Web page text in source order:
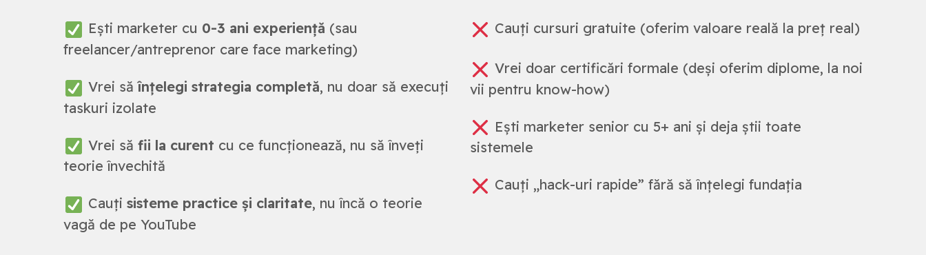
Ești marketer cu 0-3 ani experiență (sau
freelancer/antreprenor care face marketing)
Vrei săînțelegi strategia completă, nu doar să execuți
taskuri izolate
Vrei să fii la curent cu ce funcționează, nu să înveți
teorie învechită
Cauți sisteme practice și claritate, nu încă o teorie
vagă de pe YouTube
Cauți cursuri gratuite (oferim valoare reală la preț real)
Vrei doar certificări formale (deși oferim diplome, la noi
vii pentru know-how)
Ești marketer senior cu 5+ ani și deja știi toate
sistemele
Cauți „hack-uri rapide” fără să înțelegi fundația